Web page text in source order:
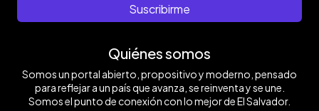
Suscribirme
Quiénes somos
Somos un portal abierto, propositivo y moderno, pensado
para reflejar a un país que avanza, se reinventa y se une.
Somos el punto de conexión con lo mejor de El Salvador.